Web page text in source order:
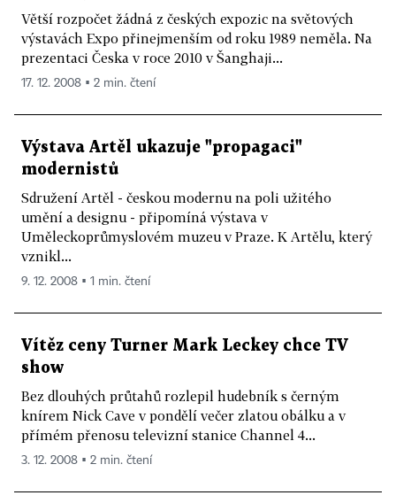
Větší rozpočet žádná z českých expozic na světových
výstavách Expo přinejmenším od roku 1989 neměla. Na
prezentaci Česka v roce 2010 v Šanghaji...
17. 12. 2008 ▪ 2 min. čtení
Výstava Artěl ukazuje "propagaci"
modernistů
Sdružení Artěl - českou modernu na poli užitého
umění a designu - připomíná výstava v
Uměleckoprůmyslovém muzeu v Praze. K Artělu, který
vznikl...
9. 12. 2008 ▪ 1 min. čtení
Vítěz ceny Turner Mark Leckey chce TV
show
Bez dlouhých průtahů rozlepil hudebník s černým
knírem Nick Cave v pondělí večer zlatou obálku a v
přímém přenosu televizní stanice Channel 4...
3. 12. 2008 ▪ 2 min. čtení